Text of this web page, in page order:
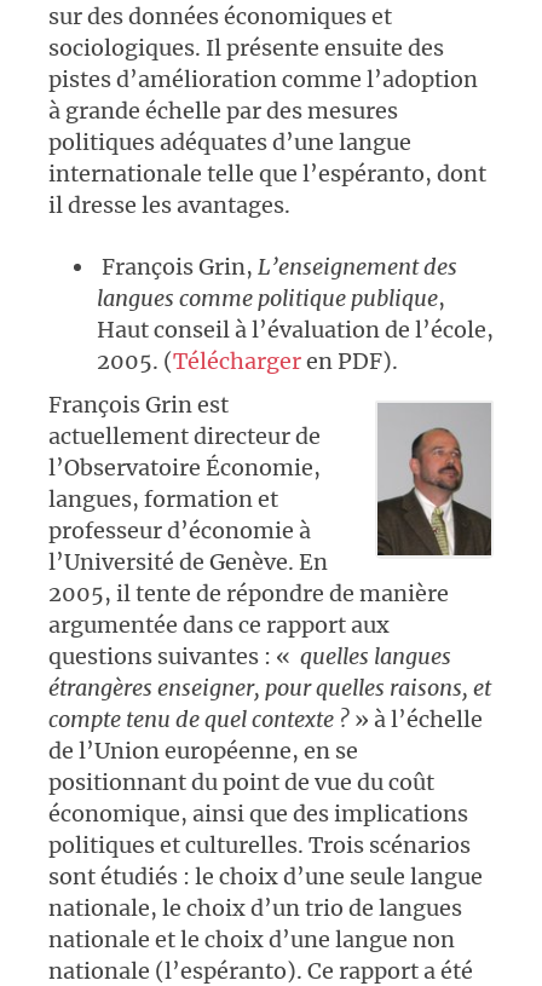
sur des données économiques et
sociologiques. Il présente ensuite des
pistes d’amélioration comme l’adoption
à grande échelle par des mesures
politiques adéquates d’une langue
internationale telle que l’espéranto, dont
il dresse les avantages.
François Grin, L’enseignement des
langues comme politique publique,
Haut conseil à l’évaluation de l’école,
2005. (Téléchargeren PDF).
François Grin est
actuellement directeur de
l’Observatoire Économie,
langues, formation et
professeur d’économie à
l’Université de Genève. En
2005, il tente de répondre de manière
argumentée dans ce rapport aux
questions suivantes : « quelles langues
étrangères enseigner, pour quelles raisons, et
compte tenu de quel contexte ? » à l’échelle
de l’Union européenne, en se
positionnant du point de vue du coût
économique, ainsi que des implications
politiques et culturelles. Trois scénarios
sont étudiés : le choix d’une seule langue
nationale, le choix d’un trio de langues
nationale et le choix d’une langue non
nationale (l’espéranto). Ce rapport a été